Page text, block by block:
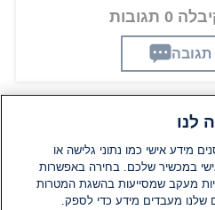
תגובות
להגיב
לנו
מידע אישי כמו נתוני גלישה או
אישי במכשיר שלכם. בחירה באפשרות
מעקב שמסייעות בהשגת המטרות
שלנו מעבדים מידע כדי לספק.